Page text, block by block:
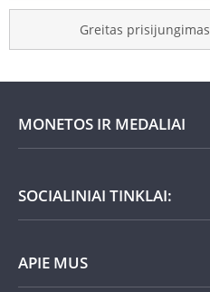
Greitas prisijungimas
MONETOS IR MEDALIAI
Mėnesio pasiūlymai
Dovanų idėjos
Nauja
SOCIALINIAI TINKLAI:
APIE MUS